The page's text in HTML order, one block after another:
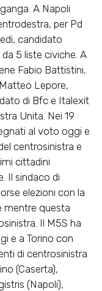
A Napoli
per Pd
candidato
5 liste civiche. A
Fabio Battistini,
Lepore,
di Bfc e Italexit
Unita. Nei 19
al voto oggi e
centrosinistra e
cittadini
Il sindaco di
elezioni con la
mentre questa
Il M5S ha
e a Torino con
di centrosinistra
(Caserta),
(Napoli),